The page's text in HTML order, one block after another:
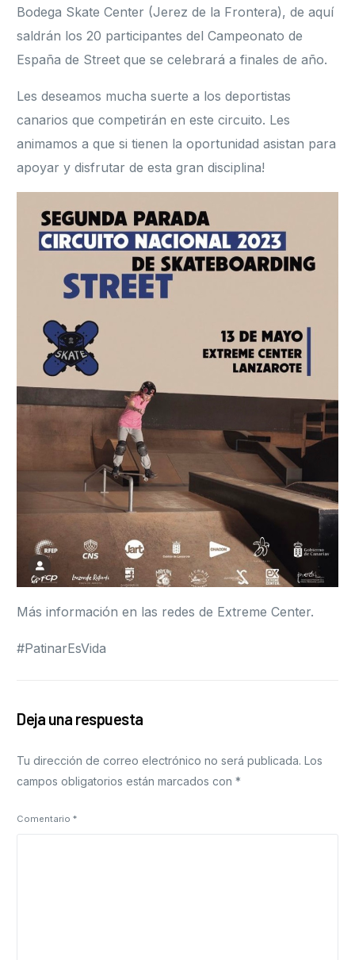
Bodega Skate Center (Jerez de la Frontera), de aquí
saldrán los 20 participantes del Campeonato de
España de Street que se celebrará a finales de año.
Les deseamos mucha suerte a los deportistas
canarios que competirán en este circuito. Les
animamos a que si tienen la oportunidad asistan para
apoyar y disfrutar de esta gran disciplina!
Más información en las redes de Extreme Center.
#PatinarEsVida
Deja una respuesta
Tu dirección de correo electrónico no será publicada. Los
campos obligatorios están marcados con*
Comentario*